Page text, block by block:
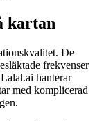
kartan
De
frekvenser
hanterar
med komplicerad